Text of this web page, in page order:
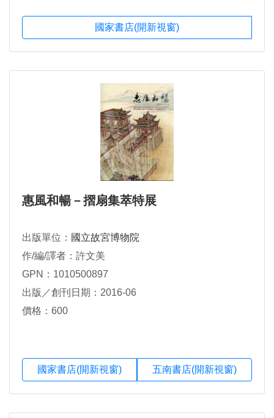
國家書店(開新視窗)
惠風和暢－摺扇集萃特展
出版單位： 國立故宮博物院
作/編/譯者：許文美
GPN：1010500897
出版／創刊日期：2016-06
價格：600
國家書店(開新視窗) 五南書店(開新視窗)